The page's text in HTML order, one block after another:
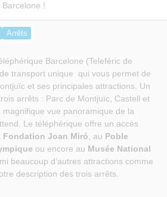
!
Arrêts
Barcelone (Telefèric de
transport unique qui vous permet de
et ses principales attractions. Un
arrêts : Parc de Montjuïc, Castell et
magnifique vue panoramique de la
Le téléphérique offre un accès
Fondation Joan Miró , au Poble
ou encore au Musée National
beaucoup d’autres attractions comme
description des trois arrêts.